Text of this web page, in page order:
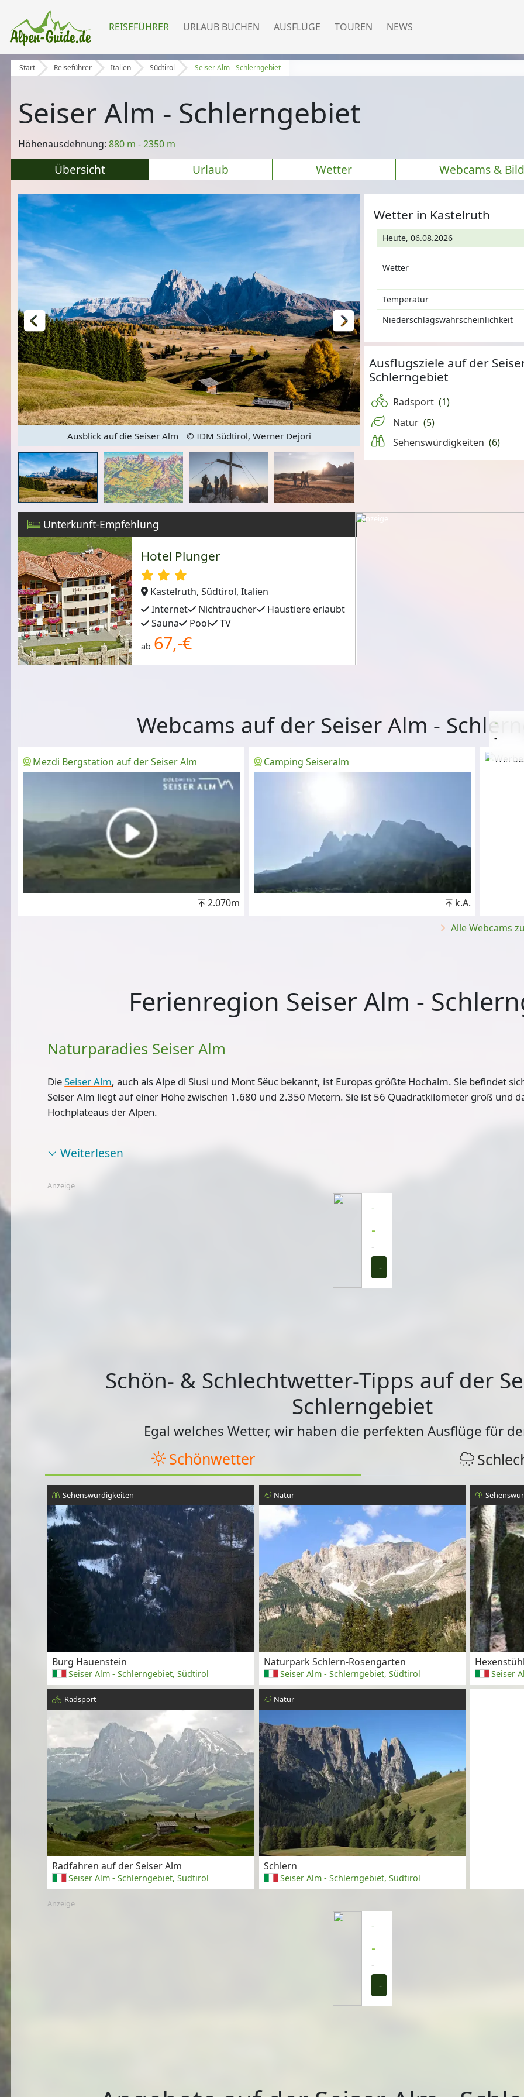
REISEFÜHRER URLAUB BUCHEN AUSFLÜGE TOUREN NEWS
Start Reiseführer Italien Südtirol Seiser Alm - Schlerngebiet
Seiser Alm - Schlerngebiet
Höhenausdehnung:880 m - 2350 m
Übersicht Urlaub Wetter Webcams &
Ausblick auf die Seiser Alm © IDM Südtirol, Werner Dejori
Wetter in Kastelruth
Heute, 06.08.2026
Wetter
Temperatur
Niederschlagswahrscheinlichkeit
Ausflugsziele auf der
Schlerngebiet
Radsport (1)
Natur (5)
Sehenswürdigkeiten (6)
Unterkunft-Empfehlung
Hotel Plunger
Kastelruth, Südtirol, Italien
Internet
Nichtraucher
Haustiere erlaubt
Sauna
Pool TV
ab 67,-€
Anzeige
Webcams auf der Seiser Alm -
Mezdi Bergstation auf der Seiser Alm
2.070m
Camping Seiseralm
k.A.
Anzeige
-
-
Alle Webcams
Ferienregion Seiser Alm -
Naturparadies Seiser Alm
DieSeiser Alm, auch als Alpe di Siusi und Mont Sëuc bekannt, ist Europas größte Hochalm. Sie befindet
Seiser Alm liegt auf einer Höhe zwischen 1.680 und 2.350 Metern. Sie ist 56 Quadratkilometer groß und
Hochplateaus der Alpen.
Weiterlesen
Anzeige
-
-
-
-
Schön- & Schlechtwetter-Tipps auf der
Schlerngebiet
Egal welches Wetter, wir haben die perfekten Ausflüge für
Schönwetter
Sehenswürdigkeiten
Burg Hauenstein
Seiser Alm - Schlerngebiet, Südtirol
Natur
Naturpark Schlern-Rosengarten
Seiser Alm - Schlerngebiet, Südtirol Seiser
Radsport
Radfahren auf der Seiser Alm
Seiser Alm - Schlerngebiet, Südtirol
Natur
Schlern
Seiser Alm - Schlerngebiet, Südtirol
Anzeige
-
-
-
-